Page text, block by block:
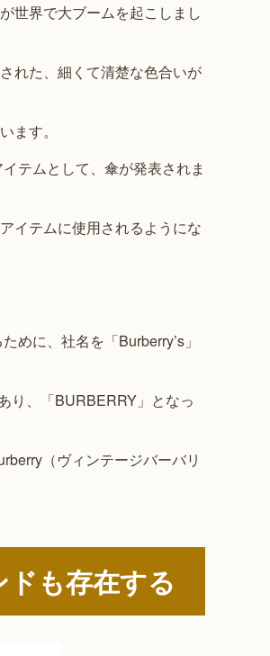
世界で大ブームを起こしまし
れた、細くて清楚な色合いが
ます。
テムとして、傘が発表されま
イテムに使用されるようにな
めに、社名を「Burberry’s」
り、「BURBERRY」となっ
（ヴィンテージバーバリ
も存在する